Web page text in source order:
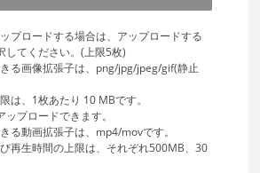
プロードする場合は、アップロードする
してください。(上限5枚)
る画像拡張子は、png/jpg/jpeg/gif(静止
は、1枚あたり 10 MBです。
プロードできます。
る動画拡張子は、mp4/movです。
再生時間の上限は、それぞれ500MB、30